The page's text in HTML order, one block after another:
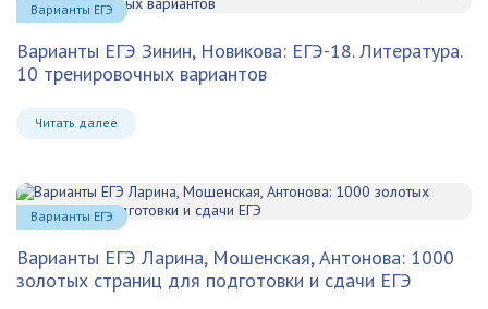
Варианты ЕГЭ Зинин, Новикова: ЕГЭ-18. Литература.
10 тренировочных вариантов
Читать далее
Варианты ЕГЭ
Варианты ЕГЭ Ларина, Мошенская, Антонова: 1000
золотых страниц для подготовки и сдачи ЕГЭ
Варианты ЕГЭ